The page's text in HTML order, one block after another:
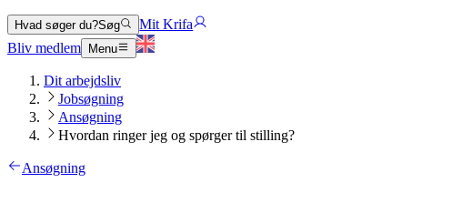
Hvad søger du?Søg
Mit Krifa
Bliv medlem
Menu
Dit arbejdsliv
Jobsøgning
Ansøgning
Hvordan ringer jeg og spørger til stilling?
Ansøgning